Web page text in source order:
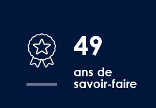
49
ans de
savoir-faire